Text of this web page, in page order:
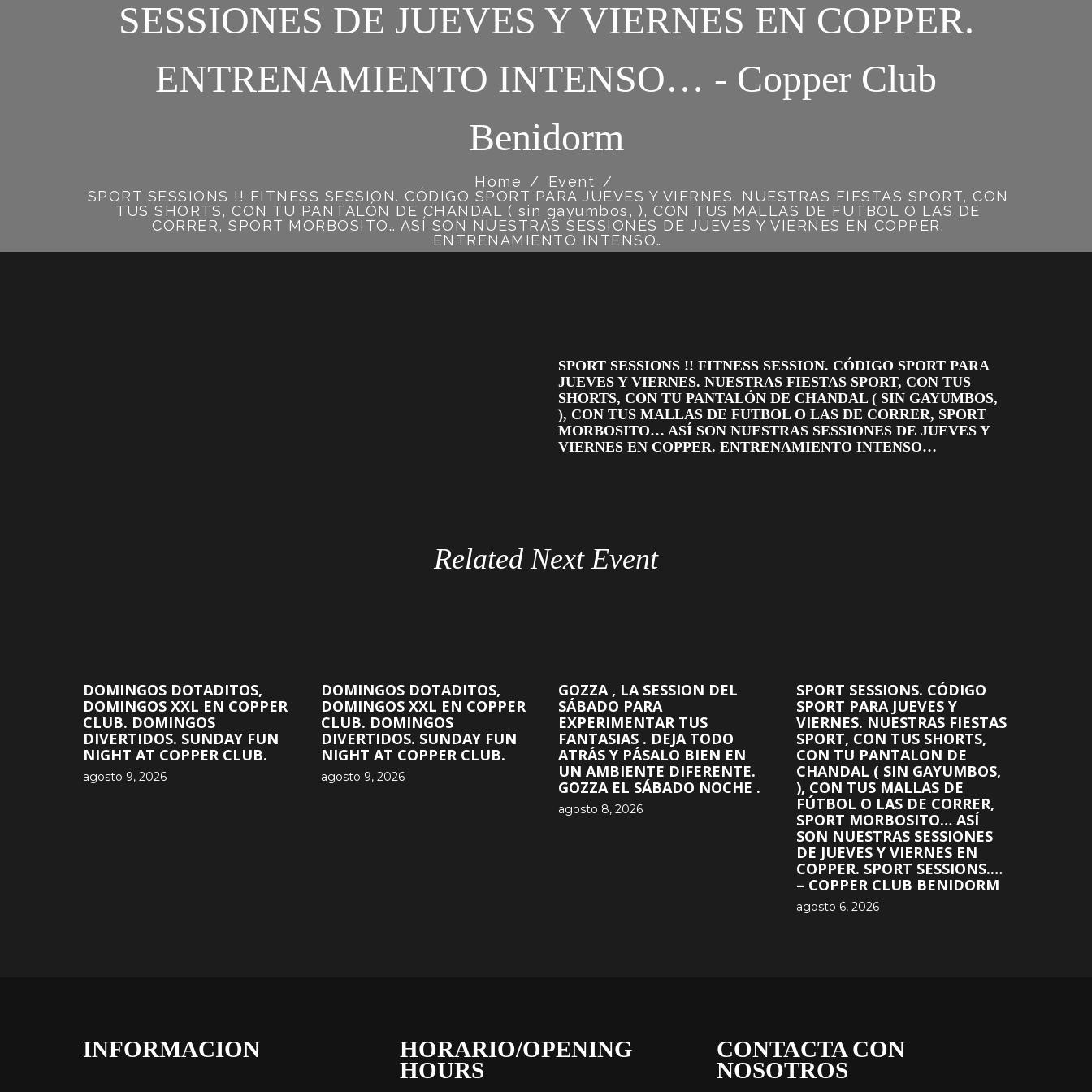
SESSIONES DE JUEVES Y VIERNES EN COPPER.
ENTRENAMIENTO INTENSO… - Copper Club
Benidorm
Home / Event /
SPORT SESSIONS !! FITNESS SESSION. CÓDIGO SPORT PARA JUEVES Y VIERNES. NUESTRAS FIESTAS SPORT, CON
TUS SHORTS, CON TU PANTALÓN DE CHANDAL ( sin gayumbos, ), CON TUS MALLAS DE FUTBOL O LAS DE
CORRER, SPORT MORBOSITO… ASÍ SON NUESTRAS SESSIONES DE JUEVES Y VIERNES EN COPPER.
ENTRENAMIENTO INTENSO…
SPORT SESSIONS !! FITNESS SESSION. CÓDIGO SPORT PARA
JUEVES Y VIERNES. NUESTRAS FIESTAS SPORT, CON TUS
SHORTS, CON TU PANTALÓN DE CHANDAL ( SIN GAYUMBOS,
), CON TUS MALLAS DE FUTBOL O LAS DE CORRER, SPORT
MORBOSITO… ASÍ SON NUESTRAS SESSIONES DE JUEVES Y
VIERNES EN COPPER. ENTRENAMIENTO INTENSO…
Related Next Event
DOMINGOS DOTADITOS,
DOMINGOS XXL EN COPPER
CLUB. DOMINGOS
DIVERTIDOS. SUNDAY FUN
NIGHT AT COPPER CLUB.
agosto 9, 2026
DOMINGOS DOTADITOS,
DOMINGOS XXL EN COPPER
CLUB. DOMINGOS
DIVERTIDOS. SUNDAY FUN
NIGHT AT COPPER CLUB.
agosto 9, 2026
GOZZA , LA SESSION DEL
SÁBADO PARA
EXPERIMENTAR TUS
FANTASIAS . DEJA TODO
ATRÁS Y PÁSALO BIEN EN
UN AMBIENTE DIFERENTE.
GOZZA EL SÁBADO NOCHE .
agosto 8, 2026
SPORT SESSIONS. CÓDIGO
SPORT PARA JUEVES Y
VIERNES. NUESTRAS FIESTAS
SPORT, CON TUS SHORTS,
CON TU PANTALON DE
CHANDAL ( SIN GAYUMBOS,
), CON TUS MALLAS DE
FÚTBOL O LAS DE CORRER,
SPORT MORBOSITO… ASÍ
SON NUESTRAS SESSIONES
DE JUEVES Y VIERNES EN
COPPER. SPORT SESSIONS.…
– COPPER CLUB BENIDORM
agosto 6, 2026
INFORMACION
HORARIO/OPENING
HOURS
CONTACTA CON
NOSOTROS